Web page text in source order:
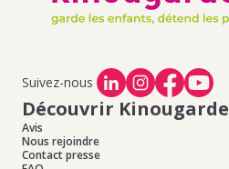
Suivez-nous
Découvrir Kinougarde
Avis
Nous rejoindre
Contact presse